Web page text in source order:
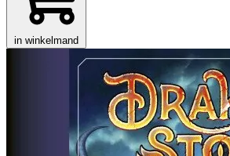
in winkelmand